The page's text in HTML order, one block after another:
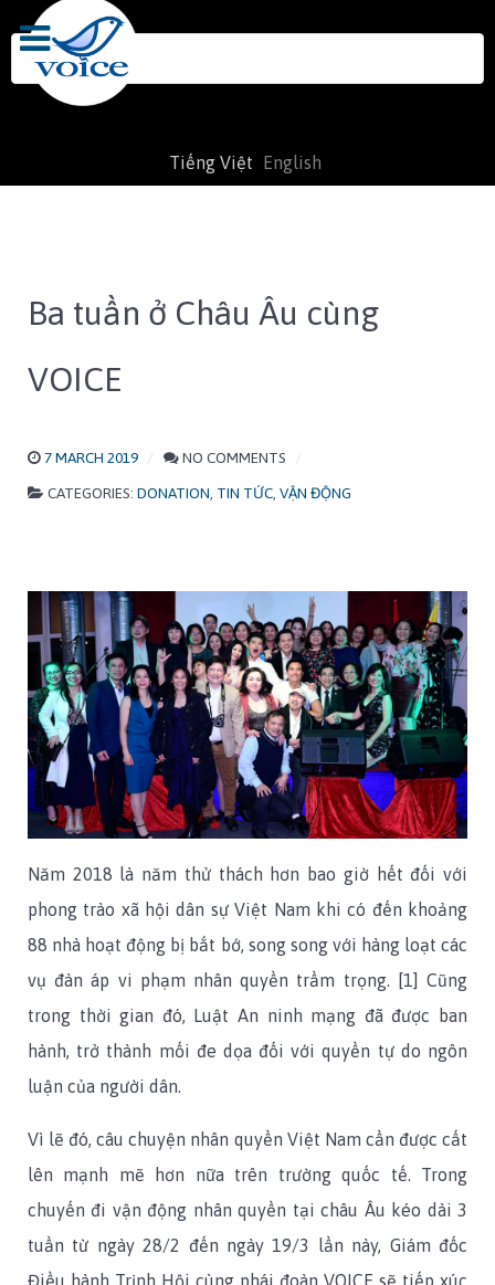
Search
for:
Tiếng Việt English
Ba tuần ở Châu Âu cùng
VOICE
7 MARCH 2019
NO COMMENTS
CATEGORIES: DONATION TIN TỨC VẬN ĐỘNG
Năm 2018 là năm thử thách hơn bao giờ hết đối với
phong trào xã hội dân sự Việt Nam khi có đến khoảng
88 nhà hoạt động bị bắt bớ, song song với hàng loạt các
vụ đàn áp vi phạm nhân quyền trầm trọng. [1] Cũng
trong thời gian đó, Luật An ninh mạng đã được ban
hành, trở thành mối đe dọa đối với quyền tự do ngôn
luận của người dân.
Vì lẽ đó, câu chuyện nhân quyền Việt Nam cần được cất
lên mạnh mẽ hơn nữa trên trường quốc tế. Trong
chuyến đi vận động nhân quyền tại châu Âu kéo dài 3
tuần từ ngày 28/2 đến ngày 19/3 lần này, Giám đốc
Điều hành Trịnh Hội cùng phái đoàn VOICE sẽ tiếp xúc